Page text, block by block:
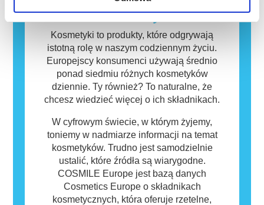
osób mogą okazać się alergizujące. Nie
oznacza to jednak, że produkt nie jest
bezpieczny dla innych.
Baza danych
Kosmetyki to produkty, które odgrywają
istotną rolę w naszym codziennym życiu.
Europejscy konsumenci używają średnio
ponad siedmiu różnych kosmetyków
dziennie. Ty również? To naturalne, że
chcesz wiedzieć więcej o ich składnikach.
W cyfrowym świecie, w którym żyjemy,
toniemy w nadmiarze informacji na temat
kosmetyków. Trudno jest samodzielnie
ustalić, które źródła są wiarygodne.
COSMILE Europe jest bazą danych
Cosmetics Europe o składnikach
kosmetycznych, która oferuje rzetelne,